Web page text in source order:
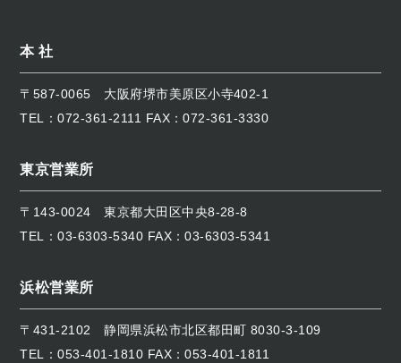
本 社
〒587-0065
大阪府堺市美原区小寺402-1
TEL：072-361-2111 FAX：072-361-3330
東京営業所
〒143-0024
東京都大田区中央8-28-8
TEL：03-6303-5340 FAX：03-6303-5341
浜松営業所
〒431-2102
静岡県浜松市北区都田町 8030-3-109
TEL：053-401-1810 FAX：053-401-1811